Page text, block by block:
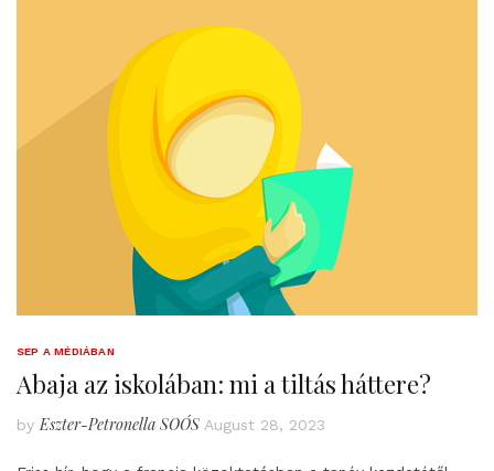
SEP A MÉDIÁBAN
Abaja az iskolában: mi a tiltás háttere?
by Eszter-Petronella SOÓS August 28, 2023